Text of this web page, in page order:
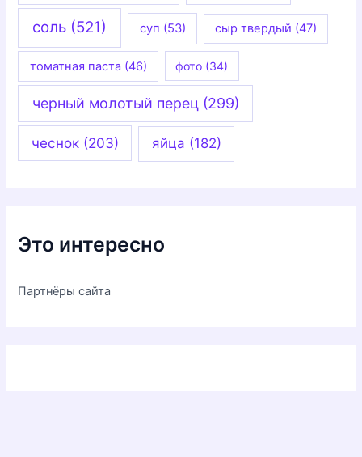
соль (521) суп (53) сыр твердый (47)
томатная паста (46) фото (34)
черный молотый перец(299)
чеснок(203) яйца (182)
Это интересно
Партнёры сайта